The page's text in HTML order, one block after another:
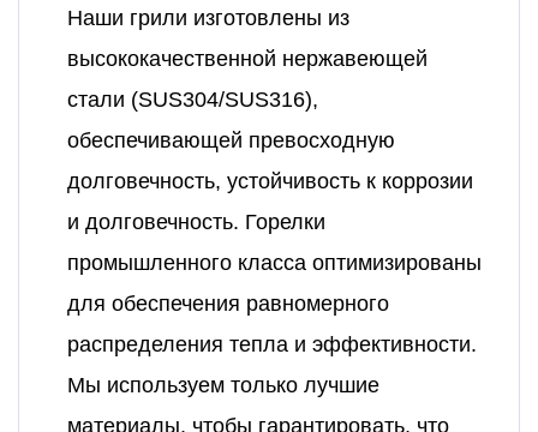
Наши грили изготовлены из
высококачественной нержавеющей
стали (SUS304/SUS316),
обеспечивающей превосходную
долговечность, устойчивость к коррозии
и долговечность. Горелки
промышленного класса оптимизированы
для обеспечения равномерного
распределения тепла и эффективности.
Мы используем только лучшие
материалы, чтобы гарантировать, что